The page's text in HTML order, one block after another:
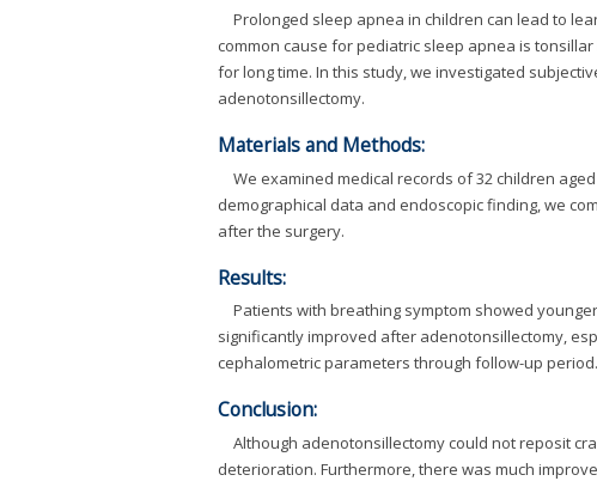
Prolonged sleep apnea in children can lead to
common cause for pediatric sleep apnea is
for long time. In this study, we investigated
adenotonsillectomy.
Materials and Methods:
We examined medical records of 32 children
demographical data and endoscopic finding, we
after the surgery.
Results:
Patients with breathing symptom showed
significantly improved after adenotonsillectomy,
cephalometric parameters through follow-up period.
Conclusion:
Although adenotonsillectomy could not reposit
deterioration. Furthermore, there was much